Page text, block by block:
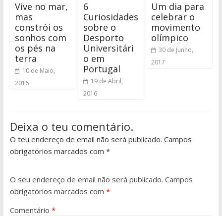
Vive no mar,
mas
constrói os
sonhos com
os pés na
terra
10 de Maio,
2016
6
Curiosidades
sobre o
Desporto
Universitári
o em
Portugal
19 de Abril,
2016
Um dia para
celebrar o
movimento
olímpico
30 de Junho,
2017
Deixa o teu comentário.
O teu endereço de email não será publicado. Campos
obrigatórios marcados com *
O seu endereço de email não será publicado. Campos
obrigatórios marcados com *
Comentário *